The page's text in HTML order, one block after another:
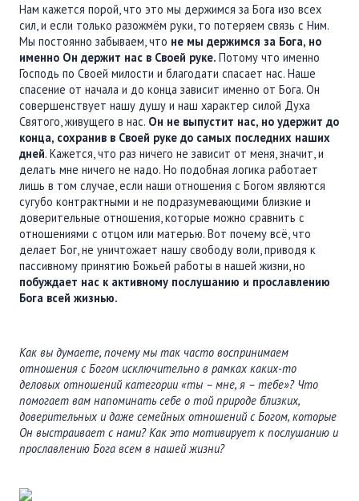
Нам кажется порой, что это мы держимся за Бога изо всех
сил, и если только разожмём руки, то потеряем связь с Ним.
Мы постоянно забываем, что не мы держимся за Бога, но
именно Он держит нас в Своей руке. Потому что именно
Господь по Своей милости и благодати спасает нас. Наше
спасение от начала и до конца зависит именно от Бога. Он
совершенствует нашу душу и наш характер силой Духа
Святого, живущего в нас. Он не выпустит нас, но удержит до
конца, сохранив в Своей руке до самых последних наших
дней. Кажется, что раз ничего не зависит от меня, значит, и
делать мне ничего не надо. Но подобная логика работает
лишь в том случае, если наши отношения с Богом являются
сугубо контрактными и не подразумевающими близкие и
доверительные отношения, которые можно сравнить с
отношениями с отцом или матерью. Вот почему всё, что
делает Бог, не уничтожает нашу свободу воли, приводя к
пассивному принятию Божьей работы в нашей жизни, но
побуждает нас к активному послушанию и прославлению
Бога всей жизнью.
Как вы думаете, почему мы так часто воспринимаем
отношения с Богом исключительно в рамках каких-то
деловых отношений категории «ты – мне, я – тебе»? Что
помогает вам напоминать себе о той природе близких,
доверительных и даже семейных отношений с Богом, которые
Он выстраивает с нами? Как это мотивирует к послушанию и
прославлению Бога всем в нашей жизни?